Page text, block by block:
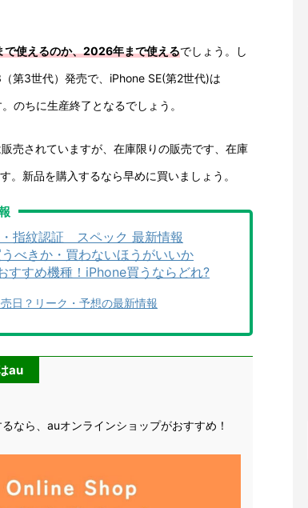
使えるのか、2026年まで使えるでしょう。し
第3世代）発売で、iPhone SE(第2世代)は
のちに生産終了となるでしょう。
売されていますが、在庫限りの販売です、在庫
。新品を購入するなら早めに買いましょう。
指紋認証 スペック 最新情報
べきか・買わないほうがいいか
すすめ機種！iPhone買うならどれ?
日？リーク・予想の最新情報
au
なら、auオンラインショップがおすすめ！